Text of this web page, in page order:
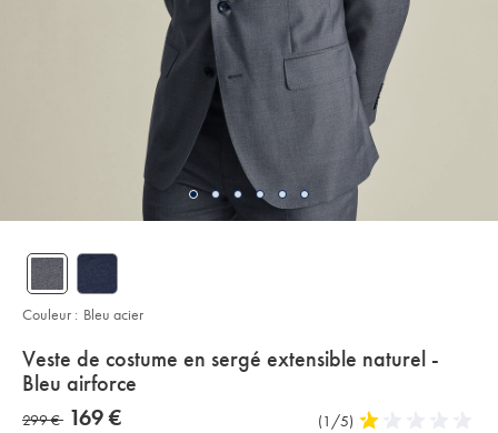
details
about
product:
Veste de costume en sergé extensible naturel -
Bleu airforce
Details
https://www.charlestyrwhitt.com/fr/veste-
de-
was
299 € now
169 €
Commentaires
(1/5) 1
Couleur : Bleu acier